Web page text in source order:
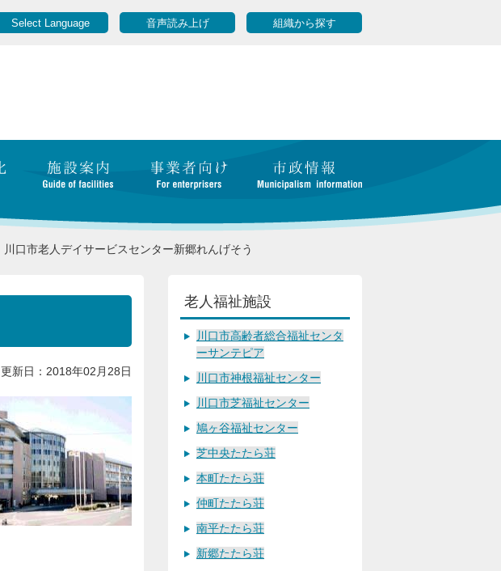
Select Language 音声読み上げ 組織から探す
川口市老人デイサービスセンター新郷れんげそう
更新日：2018年02月28日
老人福祉施設
川口市高齢者総合福祉センタ
ーサンテピア
川口市神根福祉センター
川口市芝福祉センター
鳩ヶ谷福祉センター
芝中央たたら荘
本町たたら荘
仲町たたら荘
南平たたら荘
新郷たたら荘